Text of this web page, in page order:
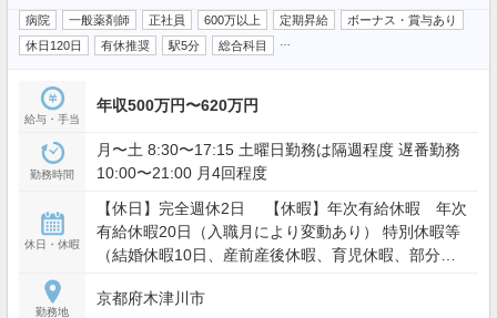
病院 一般薬剤師 正社員 600万以上 定期昇給
ボーナス・賞与あり
休日120日
有休推奨 駅5分 総合科目
給与・手当
年収500万円〜620万円
勤務時間
月〜土 8:30〜17:15 土曜日勤務は隔週程度 遅番勤務
10:00〜21:00 月4回程度
休日・休暇
【休日】完全週休2日 【休暇】年次有給休暇 年次
有給休暇20日（入職月により変動あり） 特別休暇等
（結婚休暇10日、産前産後休暇、育児休暇、部分休
124日
勤務地
京都府木津川市